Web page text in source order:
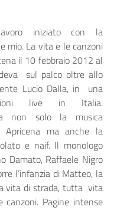
iniziato con la
mio. La vita e le canzoni
il 10 febbraio 2012 al
sul palco oltre allo
Lucio Dalla, in una
live in Italia.
non solo la musica
ma anche la
e naif. Il monologo
Damato, Raffaele Nigro
l’infanzia di Matteo, la
vita di strada, tutta vita
Pagine intense